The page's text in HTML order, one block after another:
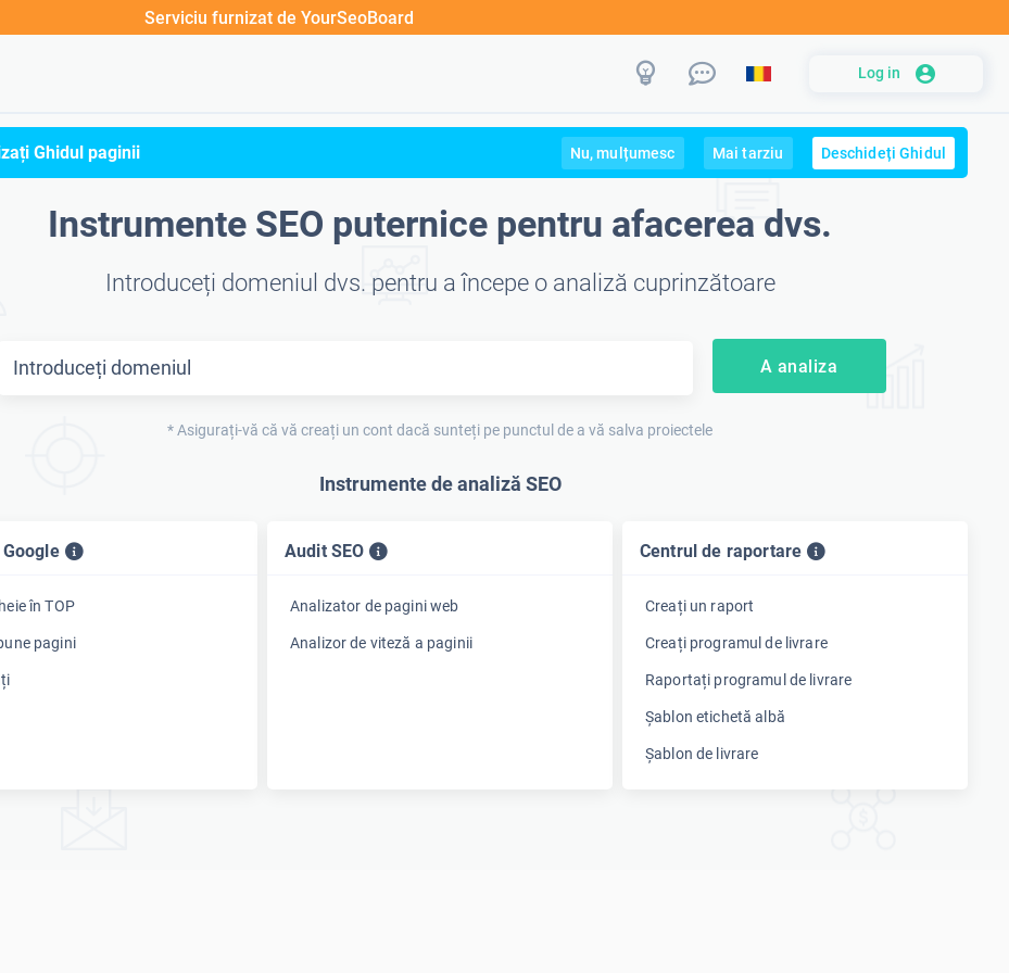
Serviciu furnizat de YourSeoBoard
Log in
Ghidul paginii Nu, mulțumesc Mai tarziu Deschideți Ghidul
Instrumente SEO puternice pentru afacerea dvs.
Introduceți domeniul dvs. pentru a începe o analiză cuprinzătoare
A analiza
* Asigurați-vă că vă creați un cont dacă sunteți pe punctul de a vă salva proiectele
Instrumente de analiză SEO
în TOP
pagini
Audit SEO
Analizator de pagini web
Analizor de viteză a paginii
Centrul de raportare
Creați un raport
Creați programul de livrare
Raportați programul de livrare
Șablon etichetă albă
Șablon de livrare